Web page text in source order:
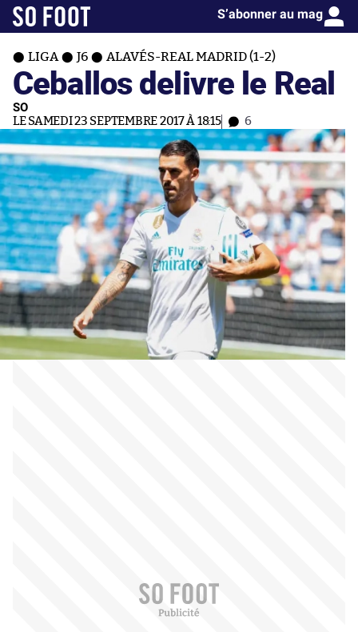
S’abonner au mag
LIGA J6 ALAVÉS-REAL MADRID (1-2)
Ceballos delivre le Real
SO
LE SAMEDI 23 SEPTEMBRE 2017 À 18:15 6